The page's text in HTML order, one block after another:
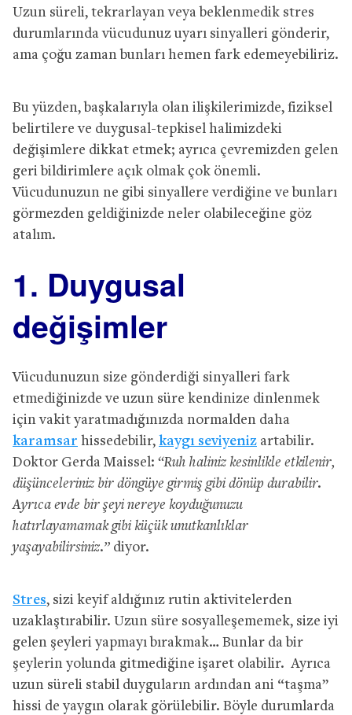
Uzun süreli, tekrarlayan veya beklenmedik stres
durumlarında vücudunuz uyarı sinyalleri gönderir,
ama çoğu zaman bunları hemen fark edemeyebiliriz.
Bu yüzden, başkalarıyla olan ilişkilerimizde, fiziksel
belirtilere ve duygusal-tepkisel halimizdeki
değişimlere dikkat etmek; ayrıca çevremizden gelen
geri bildirimlere açık olmak çok önemli.
Vücudunuzun ne gibi sinyallere verdiğine ve bunları
görmezden geldiğinizde neler olabileceğine göz
atalım.
1. Duygusal
değişimler
Vücudunuzun size gönderdiği sinyalleri fark
etmediğinizde ve uzun süre kendinize dinlenmek
için vakit yaratmadığınızda normalden daha
karamsar hissedebilir, kaygı seviyeniz artabilir.
Doktor Gerda Maissel: “Ruh haliniz kesinlikle etkilenir,
düşünceleriniz bir döngüye girmiş gibi dönüp durabilir.
Ayrıca evde bir şeyi nereye koyduğunuzu
hatırlayamamak gibi küçük unutkanlıklar
yaşayabilirsiniz.” diyor.
Stres, sizi keyif aldığınız rutin aktivitelerden
uzaklaştırabilir. Uzun süre sosyalleşememek, size iyi
gelen şeyleri yapmayı bırakmak… Bunlar da bir
şeylerin yolunda gitmediğine işaret olabilir. Ayrıca
uzun süreli stabil duyguların ardından ani “taşma”
hissi de yaygın olarak görülebilir. Böyle durumlarda